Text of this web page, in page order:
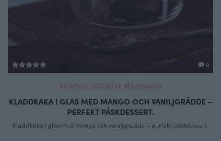
0
CHOKLAD DESSERTER KLADDKAKOR
KLADDKAKA I GLAS MED MANGO OCH VANILJGRÄDDE –
PERFEKT PÅSKDESSERT.
Kladdkaka i glas med mango och vaniljgrädde – perfekt påskdessert.